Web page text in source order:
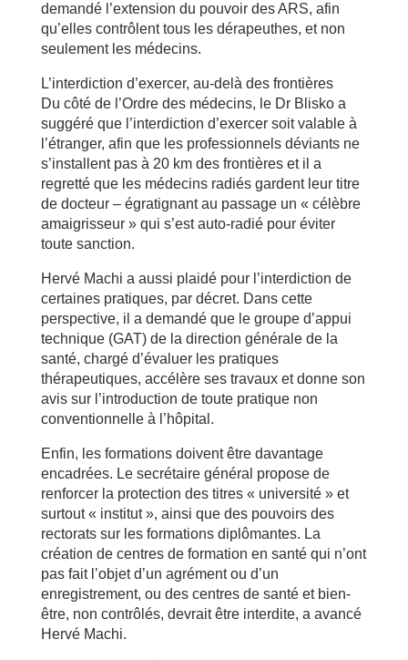
demandé l’extension du pouvoir des ARS, afin
qu’elles contrôlent tous les dérapeuthes, et non
seulement les médecins.
L’interdiction d’exercer, au-delà des frontières
Du côté de l’Ordre des médecins, le Dr Blisko a
suggéré que l’interdiction d’exercer soit valable à
l’étranger, afin que les professionnels déviants ne
s’installent pas à 20 km des frontières et il a
regretté que les médecins radiés gardent leur titre
de docteur – égratignant au passage un « célèbre
amaigrisseur » qui s’est auto-radié pour éviter
toute sanction.
Hervé Machi a aussi plaidé pour l’interdiction de
certaines pratiques, par décret. Dans cette
perspective, il a demandé que le groupe d’appui
technique (GAT) de la direction générale de la
santé, chargé d’évaluer les pratiques
thérapeutiques, accélère ses travaux et donne son
avis sur l’introduction de toute pratique non
conventionnelle à l’hôpital.
Enfin, les formations doivent être davantage
encadrées. Le secrétaire général propose de
renforcer la protection des titres « université » et
surtout « institut », ainsi que des pouvoirs des
rectorats sur les formations diplômantes. La
création de centres de formation en santé qui n’ont
pas fait l’objet d’un agrément ou d’un
enregistrement, ou des centres de santé et bien-
être, non contrôlés, devrait être interdite, a avancé
Hervé Machi.